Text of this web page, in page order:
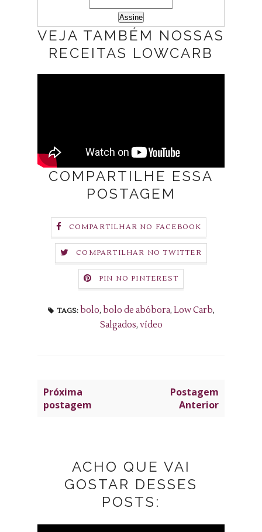
VEJA TAMBÉM NOSSAS
RECEITAS LOWCARB
COMPARTILHE ESSA
POSTAGEM
COMPARTILHAR NO FACEBOOK
COMPARTILHAR NO TWITTER
PIN NO PINTEREST
TAGS: bolo, bolo de abóbora, Low Carb,
Salgados, vídeo
Próxima
postagem
Postagem
Anterior
ACHO QUE VAI
GOSTAR DESSES
POSTS: